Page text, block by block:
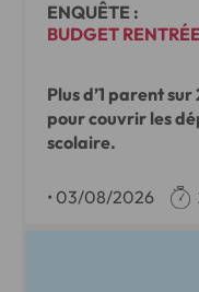
ENQUÊTE :
BUDGET
Plus d’1 parent
pour couvrir les
scolaire.
• 03/08/2026